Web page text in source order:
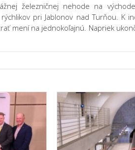
železničnej nehode na
pri Jablonov nad Turňou. K
mení na jednokoľajnú. Napriek